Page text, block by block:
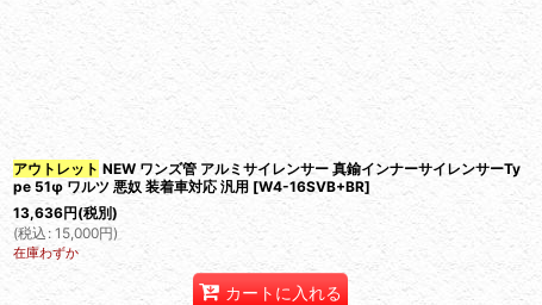
アウトレット NEW ワンズ管 アルミサイレンサー 真鍮インナーサイレンサーTy
pe 51φ ワルツ 悪奴 装着車対応 汎用 [W4-16SVB+BR]
13,636円(税別)
(税込 : 15,000円)
在庫わずか
カートに入れる